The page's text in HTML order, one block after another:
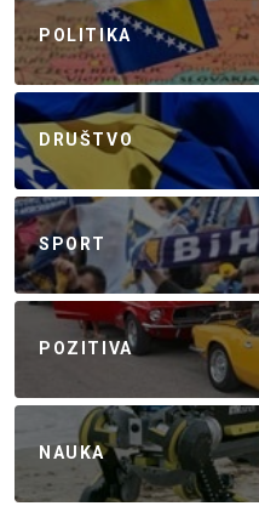
POLITIKA
DRUŠTVO
SPORT
POZITIVA
NAUKA